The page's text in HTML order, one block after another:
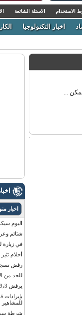
الاسئلة الشائعة
اخبار التكنولوجيا
...
اخبار
اليوم سيكون
شتائم
في زيارة
أحلام
رفض تسجيل
للحد من
يرفض 9٫3 ملايين دولار مقابل لوحة أرقام سيارته
للمشاهير
شرطة